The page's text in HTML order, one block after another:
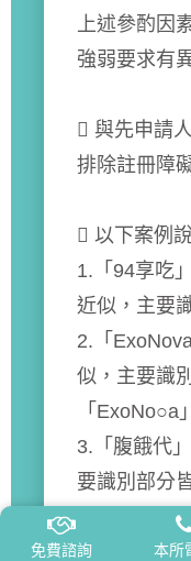
免費諮詢 本所
上述參酌因
強弱要求有
 與先申請
排除註冊障
 以下案例
1.「94享吃
近似，主要
2.「
似，主要識
「ExoNo○a
3.「腹餓代
要識別部分
4.「昕視界